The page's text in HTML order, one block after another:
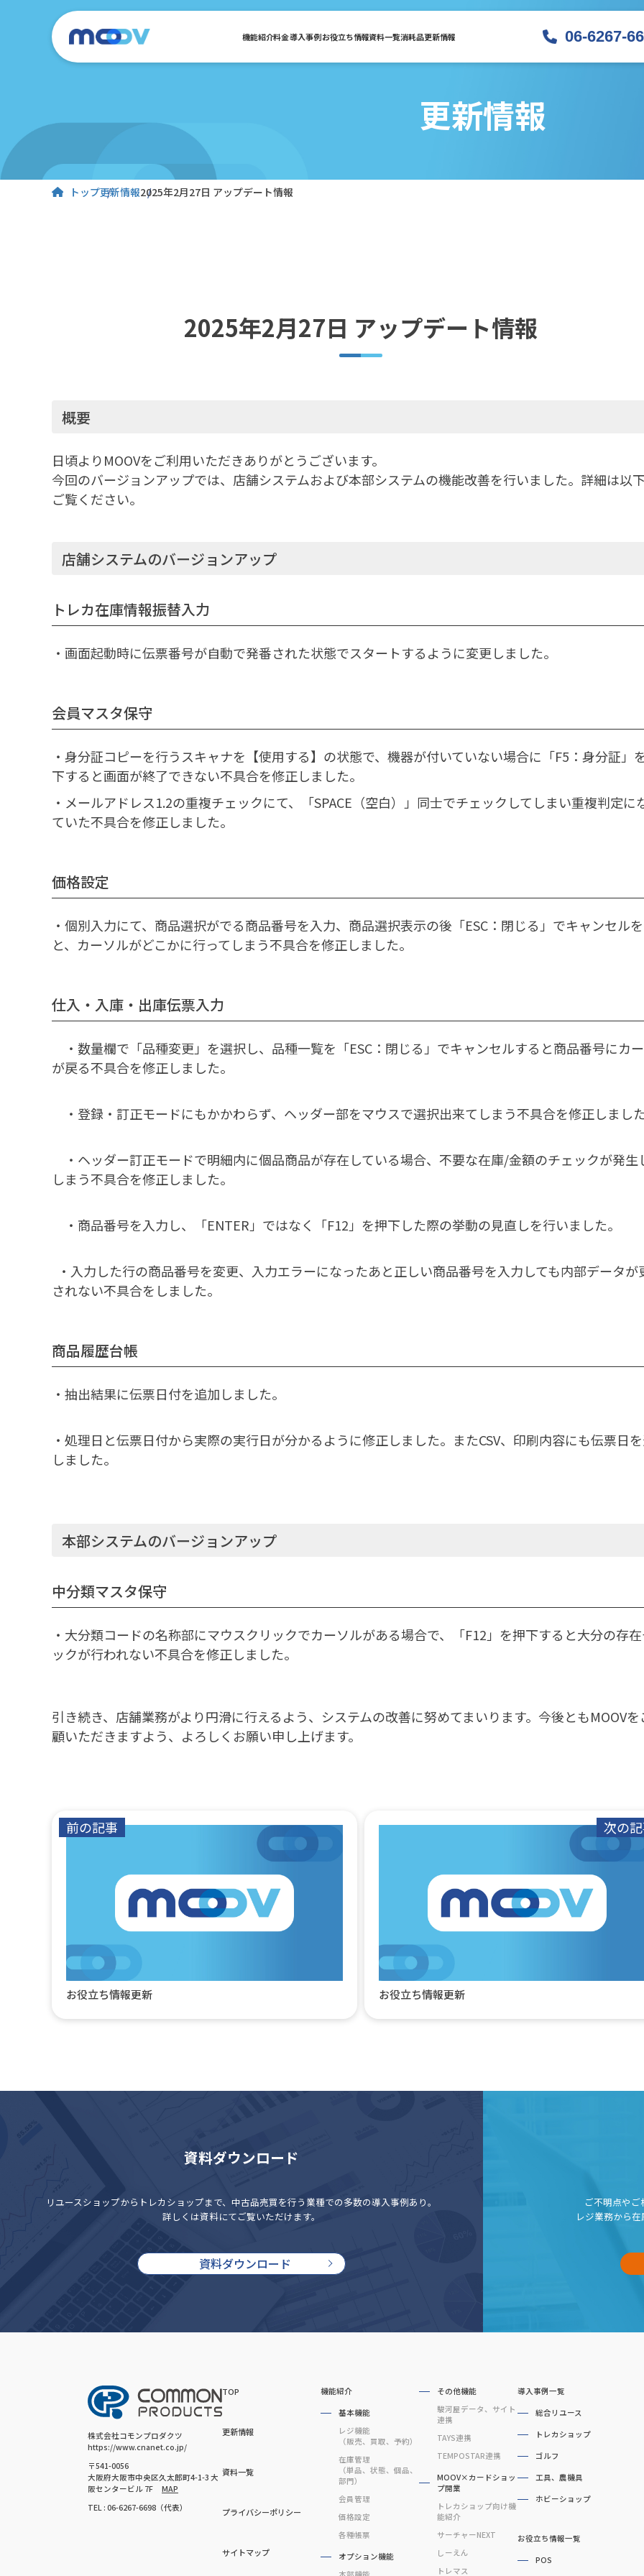
機能紹介料金導入事例お役立ち情報資料一覧消耗品更新情報 06-6267-
更新情報
トップ更新情報2025年2月27日 アップデート情報
2025年2月27日 アップデート情報
概要
日頃よりMOOVをご利用いただきありがとうございます。
今回のバージョンアップでは、店舗システムおよび本部システムの機能改善を行いました。詳細は以
ご覧ください。
店舗システムのバージョンアップ
トレカ在庫情報振替入力
・画面起動時に伝票番号が自動で発番された状態でスタートするように変更しました。
会員マスタ保守
・身分証コピーを行うスキャナを【使用する】の状態で、機器が付いていない場合に「F5：身分証」
下すると画面が終了できない不具合を修正しました。
・メールアドレス1.2の重複チェックにて、「SPACE（空白）」同士でチェックしてしまい重複判定に
ていた不具合を修正しました。
価格設定
・個別入力にて、商品選択がでる商品番号を入力、商品選択表示の後「ESC：閉じる」でキャンセル
と、カーソルがどこかに行ってしまう不具合を修正しました。
仕入・入庫・出庫伝票入力
・数量欄で「品種変更」を選択し、品種一覧を「ESC：閉じる」でキャンセルすると商品番号にカ
が戻る不具合を修正しました。
・登録・訂正モードにもかかわらず、ヘッダー部をマウスで選択出来てしまう不具合を修正しまし
・ヘッダー訂正モードで明細内に個品商品が存在している場合、不要な在庫/金額のチェックが発生
しまう不具合を修正しました。
・商品番号を入力し、「ENTER」ではなく「F12」を押下した際の挙動の見直しを行いました。
・入力した行の商品番号を変更、入力エラーになったあと正しい商品番号を入力しても内部データが
されない不具合をしました。
商品履歴台帳
・抽出結果に伝票日付を追加しました。
・処理日と伝票日付から実際の実行日が分かるように修正しました。またCSV、印刷内容にも伝票日
しました。
本部システムのバージョンアップ
中分類マスタ保守
・大分類コードの名称部にマウスクリックでカーソルがある場合で、「F12」を押下すると大分の存
ックが行われない不具合を修正しました。
引き続き、店舗業務がより円滑に行えるよう、システムの改善に努めてまいります。今後ともMOOVを
顧いただきますよう、よろしくお願い申し上げます。
お役立ち情報更新
前の記事
お役立ち情報更新
次の
資料ダウンロード
リユースショップからトレカショップまで、 中古品売買を行う業種での多数の導入事例あり。
詳しくは資料にてご覧いただけます。
資料ダウンロード
ご不明点や
レジ業務から
株式会社コモンプロダクツ
https://www.cnanet.co.jp/
〒541-0056
大阪府大阪市中央区久太郎町4-1-3 大
阪センタービル 7F
MAP
TEL : 06-6267-6698（代表）
TOP
更新情報
資料一覧
プライバシーポリシー
サイトマップ
機能紹介
基本機能
レジ機能
（販売、買取、予約）
在庫管理
（単品、状態、個品、
部門）
会員管理
価格設定
各種帳票
オプション機能
その他機能
駿河屋データ、サイト
連携
TAYS連携
TEMPOSTAR連携
MOOV×カードショッ
プ開業
トレカショップ向け機
能紹介
サーチャーNEXT
しーえん
トレマス
導入事例一覧
総合リユース
トレカショップ
ゴルフ
工具、農機具
ホビーショップ
お役立ち情報一覧
POS